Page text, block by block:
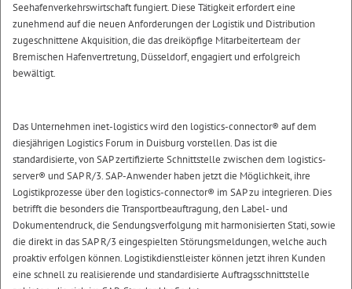
Seehafenverkehrswirtschaft fungiert. Diese Tätigkeit erfordert eine
zunehmend auf die neuen Anforderungen der Logistik und Distribution
zugeschnittene Akquisition, die das dreiköpfige Mitarbeiterteam der
Bremischen Hafenvertretung, Düsseldorf, engagiert und erfolgreich
bewältigt.
Das Unternehmen inet-logistics wird den logistics-connector® auf dem
diesjährigen Logistics Forum in Duisburg vorstellen. Das ist die
standardisierte, von SAP zertifizierte Schnittstelle zwischen dem logistics-
server® und SAP R/3. SAP-Anwender haben jetzt die Möglichkeit, ihre
Logistikprozesse über den logistics-connector® im SAP zu integrieren. Dies
betrifft die besonders die Transportbeauftragung, den Label- und
Dokumentendruck, die Sendungsverfolgung mit harmonisierten Stati, sowie
die direkt in das SAP R/3 eingespielten Störungsmeldungen, welche auch
proaktiv erfolgen können. Logistikdienstleister können jetzt ihren Kunden
eine schnell zu realisierende und standardisierte Auftragsschnittstelle